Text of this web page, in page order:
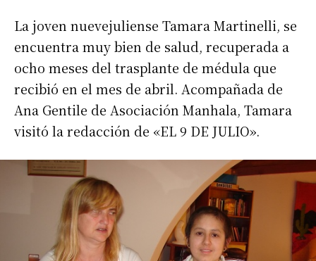
La joven nuevejuliense Tamara Martinelli, se
encuentra muy bien de salud, recuperada a
ocho meses del trasplante de médula que
recibió en el mes de abril. Acompañada de
Ana Gentile de Asociación Manhala, Tamara
visitó la redacción de «EL 9 DE JULIO».